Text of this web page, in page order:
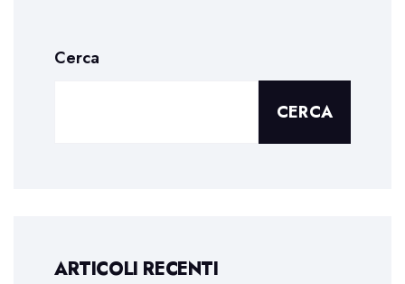
Cerca
CERCA
ARTICOLI RECENTI